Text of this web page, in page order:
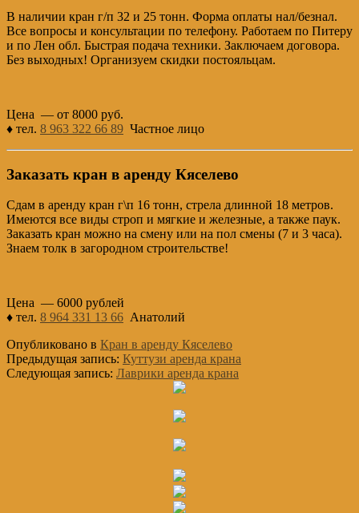
В наличии кран г/п 32 и 25 тонн. Форма оплаты нал/безнал.
Все вопросы и консультации по телефону. Работаем по Питеру
и по Лен обл. Быстрая подача техники. Заключаем договора.
Без выходных! Организуем скидки постояльцам.
Цена — от 8000 руб.
♦ тел. 8 963 322 66 89 Частное лицо
Заказать кран в аренду Кяселево
Сдам в аренду кран г\п 16 тонн, стрела длинной 18 метров.
Имеются все виды строп и мягкие и железные, а также паук.
Заказать кран можно на смену или на пол смены (7 и 3 часа).
Знаем толк в загородном строительстве!
Цена — 6000 рублей
♦ тел. 8 964 331 13 66 Анатолий
Опубликовано в Кран в аренду Кяселево
Предыдущая запись: Куттузи аренда крана
Следующая запись: Лаврики аренда крана